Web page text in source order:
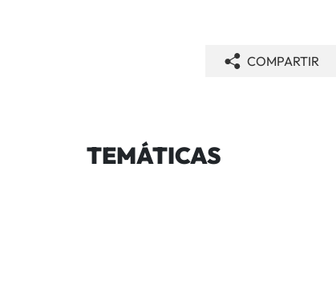
COMPARTIR
TEMÁTICAS